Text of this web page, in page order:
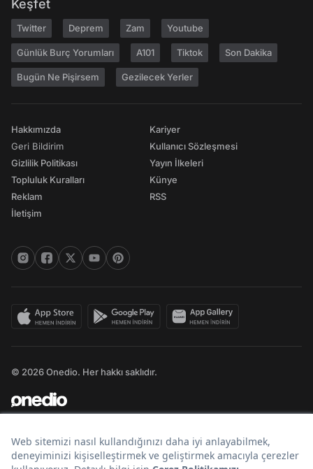
Keşfet
Twitter Deprem Zam Youtube
Günlük Burç Yorumları A101 Tiktok Son Dakika
Bugün Ne Pişirsem Gezilecek Yerler
Hakkımızda
Geri Bildirim
Gizlilik Politikası
Topluluk Kuralları
Reklam
İletişim
Kariyer
Kullanıcı Sözleşmesi
Yayın İlkeleri
Künye
RSS
© 2026 Onedio. Her hakkı saklıdır.
Bir markasıdır.